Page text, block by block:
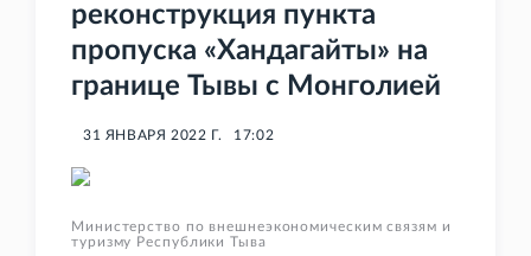
реконструкция пункта
пропуска «Хандагайты» на
границе Тывы с Монголией
31 ЯНВАРЯ 2022 Г. 17:02
Министерство по внешнеэкономическим связям и
туризму Республики Тыва